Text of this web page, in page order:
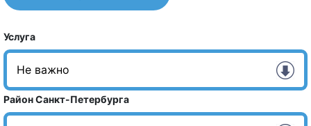
Услуга
Район Санкт-Петербурга